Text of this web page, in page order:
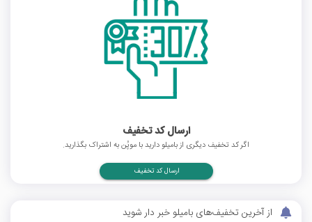
ارسال کد تخفیف
اگر کد تخفیف دیگری از بامیلو دارید با موپُن به اشتراک بگذارید.
ارسال کد تخفیف
از آخرین تخفیف‌های بامیلو خبر دار شوید